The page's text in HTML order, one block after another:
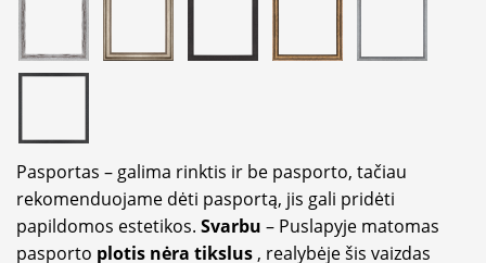
Pasportas – galima rinktis ir be pasporto, tačiau
rekomenduojame dėti pasportą, jis gali pridėti
papildomos estetikos. Svarbu – Puslapyje matomas
pasporto plotis nėra tikslus, realybėje šis vaizdas